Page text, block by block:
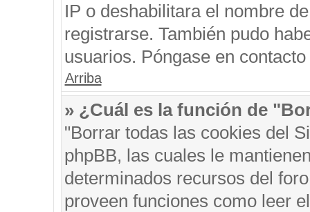
IP o deshabilitara el nombre
registrarse. También pudo
usuarios. Póngase en
Arriba
» ¿Cuál es la función de
"Borrar todas las cookies del
phpBB, las cuales le
determinados recursos del
proveen funciones como leer